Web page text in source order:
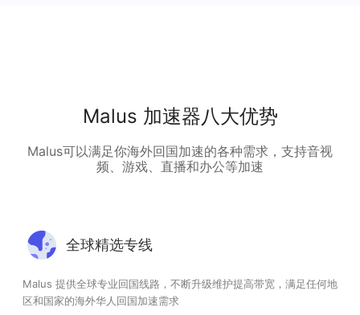
Malus 加速器八大优势
Malus可以满足你海外回国加速的各种需求，支持音视
频、游戏、直播和办公等加速
全球精选专线
Malus 提供全球专业回国线路，不断升级维护提高带宽，满足任何地
区和国家的海外华人回国加速需求